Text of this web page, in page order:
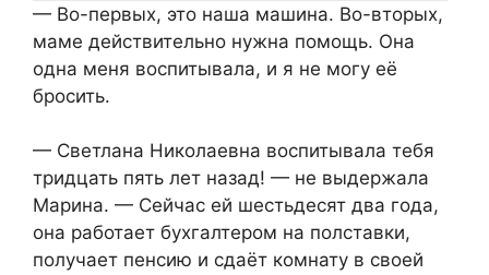
— Во-первых, это наша машина. Во-вторых,
маме действительно нужна помощь. Она
одна меня воспитывала, и я не могу её
бросить.
— Светлана Николаевна воспитывала тебя
тридцать пять лет назад! — не выдержала
Марина. — Сейчас ей шестьдесят два года,
она работает бухгалтером на полставки,
получает пенсию и сдаёт комнату в своей